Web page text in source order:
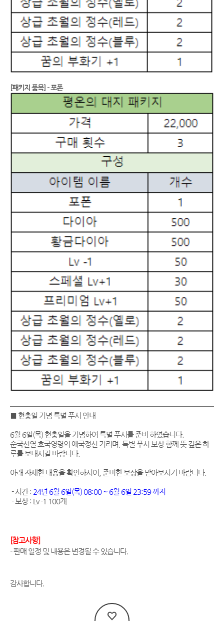
[패키지 품목] - 포폰
■ 현충일 기념 특별 푸시 안내
6월 6일(목) 현충일을 기념하여 특별 푸시를 준비 하였습니다.
순국선열 호국영령의 애국정신 기리며, 특별 푸시 보상 함께 뜻 깊은 하
루를 보내시길 바랍니다.
아래 자세한 내용을 확인하시어, 준비한 보상을 받아보시기 바랍니다.
- 시간 : 24년 6월 6일(목) 08:00 ~ 6월 6일 23:59 까지
- 보상 : Lv -1 100개
[참고사항]
- 판매 일정 및 내용은 변경될 수 있습니다.
감사합니다.